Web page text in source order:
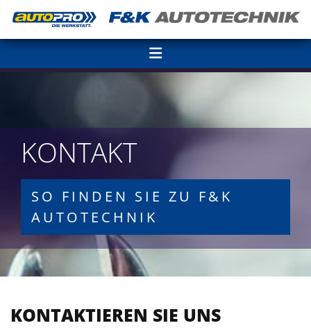
KONTAKT
SO FINDEN SIE ZU F&K
AUTOTECHNIK
KONTAKTIEREN SIE UNS